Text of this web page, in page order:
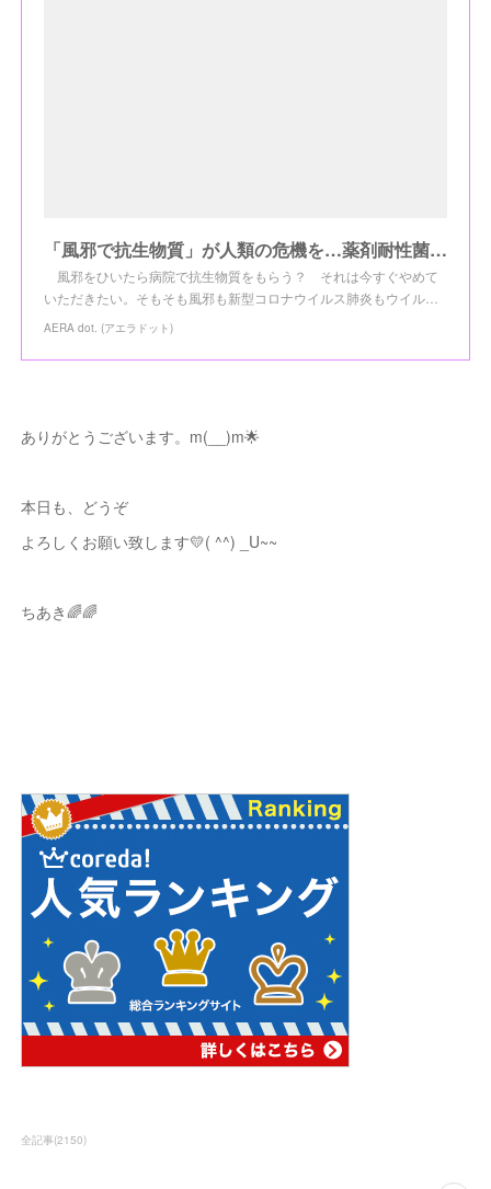
「風邪で抗生物質」が人類の危機を…薬剤耐性菌で年間8千人以上が死亡 〈週刊朝日〉
風邪をひいたら病院で抗生物質をもらう？ それは今すぐやめて
いただきたい。そもそも風邪も新型コロナウイルス肺炎もウイル…
AERA dot. (アエラドット)
ありがとうございます。m(__)m🌟
本日も、どうぞ
よろしくお願い致します💛( ^^) _U~~
ちあき🌈🌈
全記事(2150)